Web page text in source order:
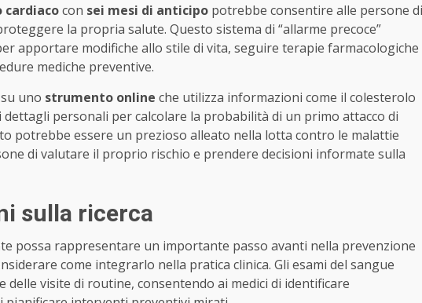
cardiacocon sei mesi di anticipo potrebbe consentire alle persone di
la propria salute. Questo sistema di “allarme precoce”
apportare modifiche allo stile di vita, seguire terapie farmacologiche
mediche preventive.
uno strumento online che utilizza informazioni come il colesterolo
dettagli personali per calcolare la probabilità di un primo attacco di
potrebbe essere un prezioso alleato nella lotta contro le malattie
di valutare il proprio rischio e prendere decisioni informate sulla
sulla ricerca
possa rappresentare un importante passo avanti nella prevenzione
come integrarlo nella pratica clinica. Gli esami del sangue
visite di routine, consentendo ai medici di identificare